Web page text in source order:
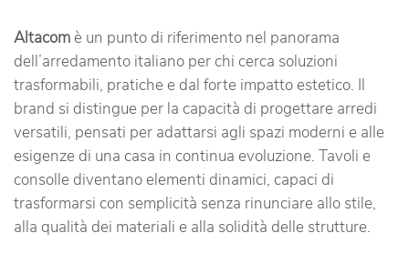
Altacomè un punto di riferimento nel panorama
dell’arredamento italiano per chi cerca soluzioni
trasformabili, pratiche e dal forte impatto estetico. Il
brand si distingue per la capacità di progettare arredi
versatili, pensati per adattarsi agli spazi moderni e alle
esigenze di una casa in continua evoluzione. Tavoli e
consolle diventano elementi dinamici, capaci di
trasformarsi con semplicità senza rinunciare allo stile,
alla qualità dei materiali e alla solidità delle strutture.